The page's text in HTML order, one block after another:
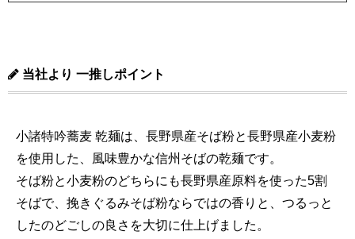
当社より 一推しポイント
小諸特吟蕎麦 乾麺は、長野県産そば粉と長野県産小麦粉
を使用した、風味豊かな信州そばの乾麺です。
そば粉と小麦粉のどちらにも長野県産原料を使った5割
そばで、挽きぐるみそば粉ならではの香りと、つるっと
したのどごしの良さを大切に仕上げました。